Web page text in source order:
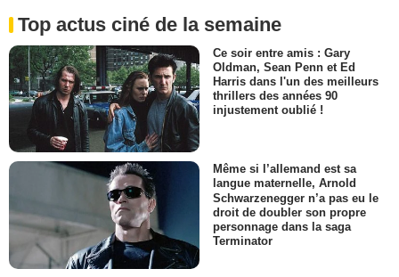
Top actus ciné de la semaine
Ce soir entre amis : Gary
Oldman, Sean Penn et Ed
Harris dans l'un des meilleurs
thrillers des années 90
injustement oublié !
Même si l’allemand est sa
langue maternelle, Arnold
Schwarzenegger n’a pas eu le
droit de doubler son propre
personnage dans la saga
Terminator